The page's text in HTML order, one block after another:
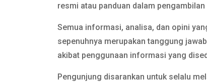
resmi atau panduan dalam
Semua informasi, analisa, dan opini
sepenuhnya merupakan tanggung
akibat penggunaan informasi yang
Pengunjung disarankan untuk selalu